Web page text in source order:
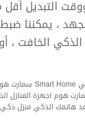
، يمكننا
الخافت ،